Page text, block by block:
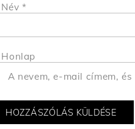
Név *
Honlap
A nevem, e-mail címem,